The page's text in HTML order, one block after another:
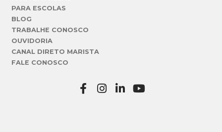
PARA ESCOLAS
BLOG
TRABALHE CONOSCO
OUVIDORIA
CANAL DIRETO MARISTA
FALE CONOSCO